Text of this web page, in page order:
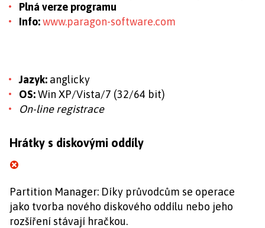
Plná verze programu
Info:www.paragon-software.com
Jazyk: anglicky
OS:Win XP/Vista/7 (32/64 bit)
On-line registrace
Hrátky s diskovými oddíly
Partition Manager: Díky průvodcům se operace
jako tvorba nového diskového oddílu nebo jeho
rozšíření stávají hračkou.